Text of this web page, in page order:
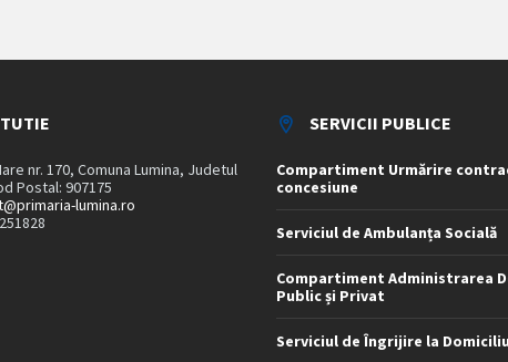
nr. 170, Comuna Lumina, Judetul
Postal: 907175
lumina.ro
SERVICII PUBLICE
Compartiment Urmărire
concesiune
Serviciul de Ambulanța Socială
Compartiment Administrarea
Public și Privat
Serviciul de Îngrijire la Domiciliu